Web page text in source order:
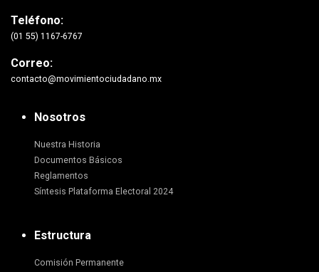
Teléfono:
(01 55) 1167-6767
Correo:
contacto@movimientociudadano.mx
Nosotros
Nuestra Historia
Documentos Básicos
Reglamentos
Síntesis Plataforma Electoral 2024
Estructura
Comisión Permanente